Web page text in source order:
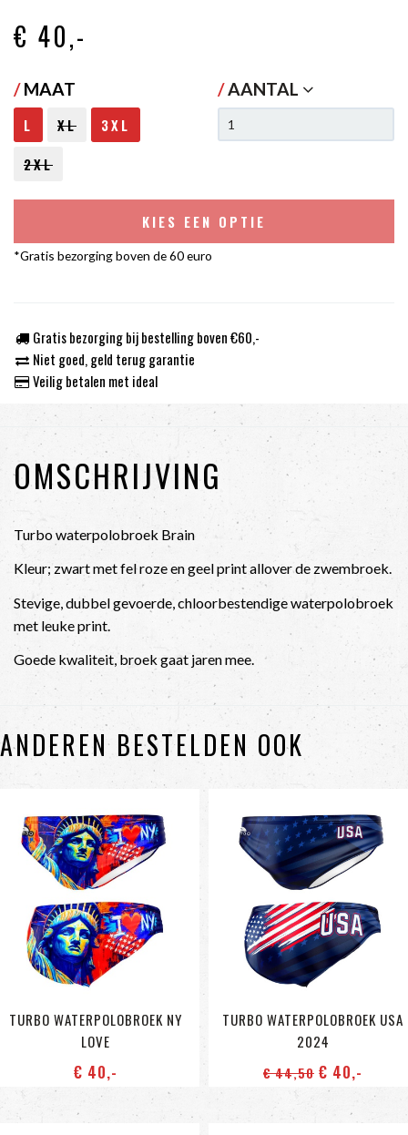
€ 40,-
/MAAT
L XL
3XL
2XL
/AANTAL
KIES EEN OPTIE
*Gratis bezorging boven de 60 euro
Gratis bezorging bij bestelling boven €60,-
Niet goed, geld terug garantie
Veilig betalen met ideal
OMSCHRIJVING
Turbo waterpolobroek Brain
Kleur; zwart met fel roze en geel print allover de zwembroek.
Stevige, dubbel gevoerde, chloorbestendige waterpolobroek
met leuke print.
Goede kwaliteit, broek gaat jaren mee.
ANDEREN BESTELDEN OOK
TURBO WATERPOLOBROEK NY
LOVE
€ 40,-
TURBO WATERPOLOBROEK USA
2024
€ 44,50 € 40,-